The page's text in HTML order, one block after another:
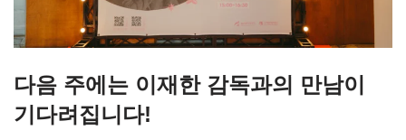
다음 주에는 이재한 감독과의 만남이
기다려집니다!